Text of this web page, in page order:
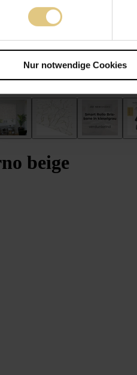
Nur notwendige Cookies
beige